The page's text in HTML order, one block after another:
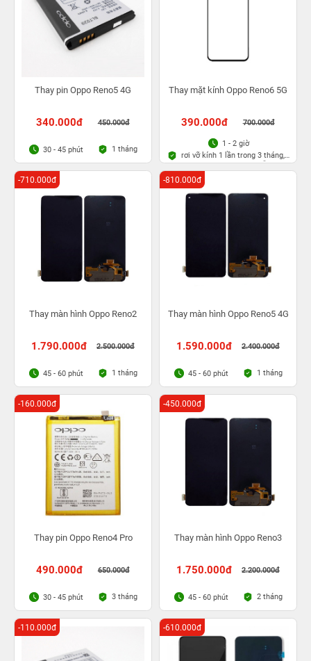
Thay pin Oppo Reno5 4G
340.000đ 450.000đ
30 - 45 phút 1 tháng
Thay mặt kính Oppo Reno6 5G
390.000đ 700.000đ
1 - 2 giờ
rơi vỡ kính 1 lần trong 3 tháng,
Bảo hành bụi bọt vĩnh viễn
Thay màn hình Oppo Reno2
1.790.000đ 2.500.000đ
-710.000đ
45 - 60 phút 1 tháng
Thay màn hình Oppo Reno5 4G
1.590.000đ 2.400.000đ
-810.000đ
45 - 60 phút 1 tháng
Thay pin Oppo Reno4 Pro
490.000đ 650.000đ
-160.000đ
30 - 45 phút 3 tháng
Thay màn hình Oppo Reno3
1.750.000đ 2.200.000đ
-450.000đ
45 - 60 phút 2 tháng
-110.000đ -610.000đ